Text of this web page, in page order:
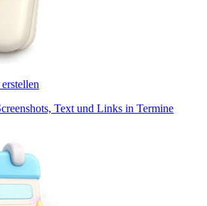
Text und Links in Termine